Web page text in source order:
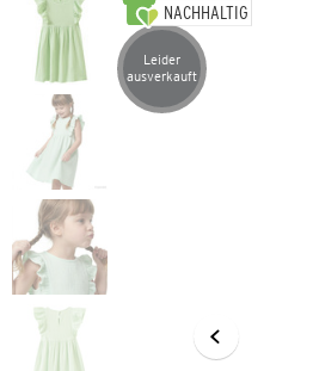
NACHHALTIG
Artikel leider ausverkauft
Leider
ausverkauft